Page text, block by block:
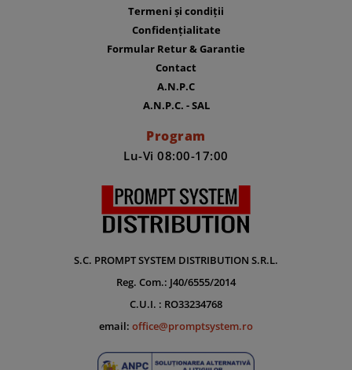
Termeni și condiții
Confidențialitate
Formular Retur & Garantie
Contact
A.N.P.C
A.N.P.C. - SAL
Program
Lu-Vi 08:00-17:00
S.C. PROMPT SYSTEM DISTRIBUTION S.R.L.
Reg. Com.: J40/6555/2014
C.U.I. : RO33234768
email: office@promptsystem.ro